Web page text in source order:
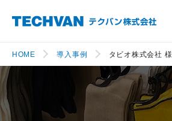
HOME 導入事例 タビオ株式会社 様